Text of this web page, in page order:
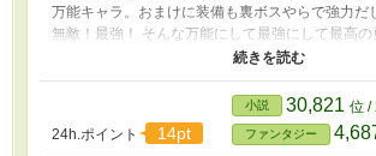
万能キャラ。おまけに装備も裏ボスやらで強力だ
無敵！最強！ そんな万能にして最強にして最高
はこの異世界を無双しながら可愛い女の子たちを
フを送るのでした。まさにザ・ハッピーエンドっ
24h.ポイント 14pt
小説 30,821 位 /
ファンタジー